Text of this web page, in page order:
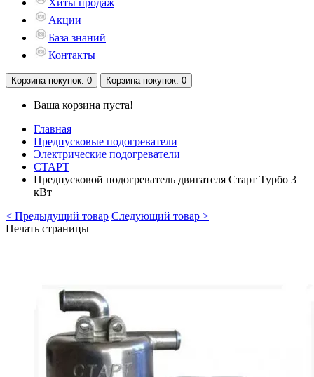
Акции
База знаний
Контакты
Корзина покупок: 0 Корзина покупок: 0
Ваша корзина пуста!
Главная
Предпусковые подогреватели
Электрические подогреватели
СТАРТ
Предпусковой подогреватель двигателя Старт Турбо 3
кВт
< Предыдущий товар Следующий товар >
Печать страницы